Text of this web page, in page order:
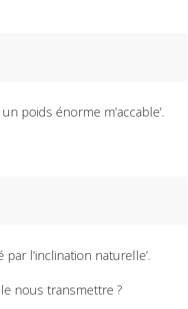
poids énorme m’accable’.
par l’inclination naturelle’.
nous transmettre ?